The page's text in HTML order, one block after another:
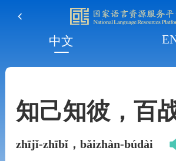
中文
知己知彼，百
zhījǐ-zhībǐ，bǎizhàn-búdài